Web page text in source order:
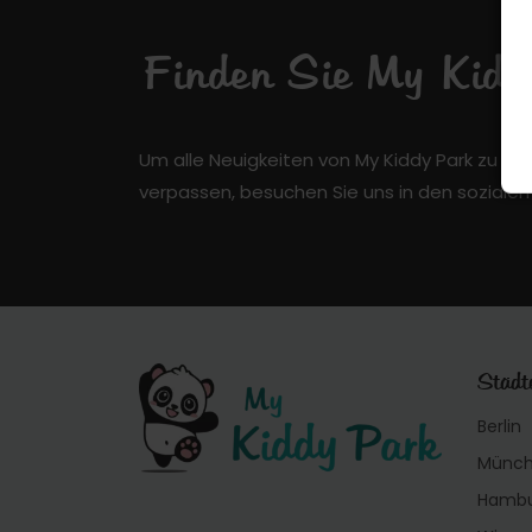
Finden Sie My
Um alle Neuigkeiten von My Kiddy Park zu
verpassen, besuchen Sie uns in den
Berlin